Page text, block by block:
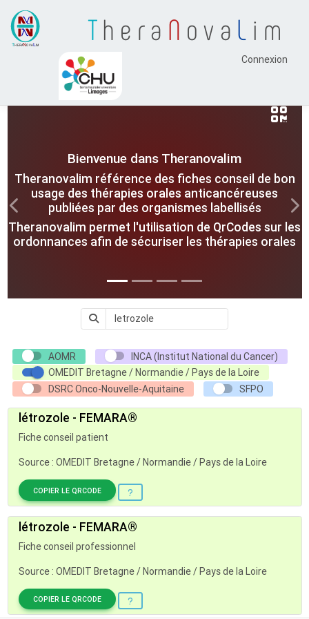
Thera N ova L im
Connexion
Bienvenue dans Theranovalim
Theranovalim référence des fiches conseil de bon
usage des thérapies orales anticancéreuses
publiées par des organismes labellisés
Theranovalim permet l'utilisation de QrCodes sur les
ordonnances afin de sécuriser les thérapies orales
Previous
AOMR
INCA (Institut National du Cancer)
OMEDIT Bretagne / Normandie / Pays de la Loire
DSRC Onco-Nouvelle-Aquitaine
SFPO
létrozole - FEMARA®
Fiche conseil patient
Source : OMEDIT Bretagne / Normandie / Pays de la Loire
COPIER LE QRCODE
létrozole - FEMARA®
Fiche conseil professionnel
Source : OMEDIT Bretagne / Normandie / Pays de la Loire
COPIER LE QRCODE